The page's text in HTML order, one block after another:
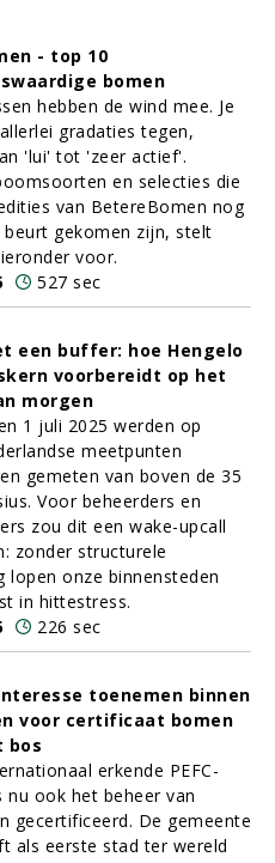
- top 10
bomen
hebben de wind mee. Je
gradaties tegen,
'lui' tot 'zeer actief'.
en selecties die
van BetereBomen nog
beurt gekomen zijn, stelt
voor.
527 sec
een buffer: hoe Hengelo
voorbereidt op het
morgen
1 juli 2025 werden op
meetpunten
gemeten van boven de 35
Voor beheerders en
zou dit een wake-upcall
zonder structurele
lopen onze binnensteden
in hittestress.
226 sec
toenemen binnen
voor certificaat bomen
bos
erkende PEFC-
nu ook het beheer van
gecertificeerd. De gemeente
als eerste stad ter wereld